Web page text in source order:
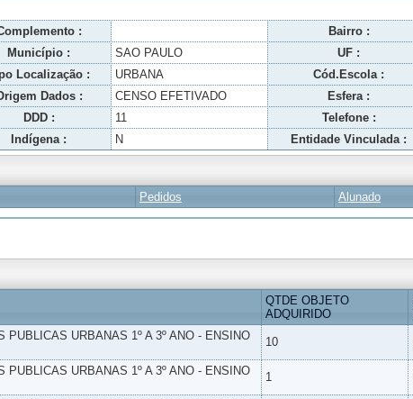
: Bairro :
Município : SAO PAULO UF :
Localização : URBANA Cód.Escola :
Dados : CENSO EFETIVADO Esfera :
DDD : 11 Telefone :
Indígena : N Entidade Vinculada :
Pedidos Alunado
QTDE OBJETO
ADQUIRIDO
PUBLICAS URBANAS 1º A 3º ANO - ENSINO
10
PUBLICAS URBANAS 1º A 3º ANO - ENSINO
1